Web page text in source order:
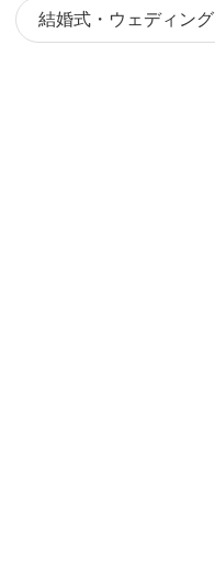
結婚式・ウェディング